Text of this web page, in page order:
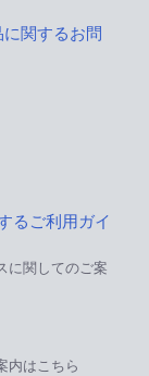
関するお問
るご利用ガイ
に関してのご案
内はこちら